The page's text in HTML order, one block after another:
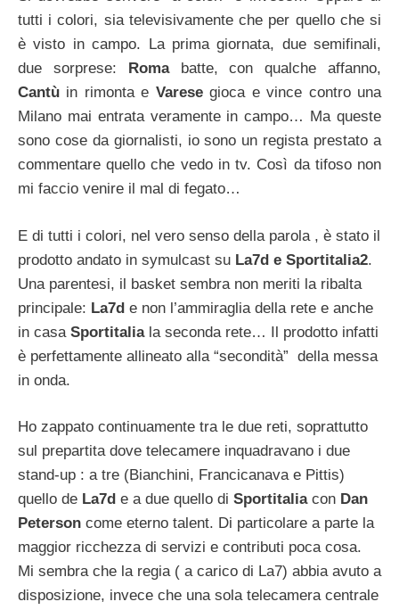
tutti i colori, sia televisivamente che per quello che si
è visto in campo. La prima giornata, due semifinali,
due sorprese: Romabatte, con qualche affanno,
Cantù in rimonta e Varesegioca e vince contro una
Milano mai entrata veramente in campo… Ma queste
sono cose da giornalisti, io sono un regista prestato a
commentare quello che vedo in tv. Così da tifoso non
mi faccio venire il mal di fegato…
E di tutti i colori, nel vero senso della parola , è stato il
prodotto andato in symulcast su La7d e Sportitalia2.
Una parentesi, il basket sembra non meriti la ribalta
principale: La7d e non l’ammiraglia della rete e anche
in casa Sportitaliala seconda rete… Il prodotto infatti
è perfettamente allineato alla “secondità” della messa
in onda.
Ho zappato continuamente tra le due reti, soprattutto
sul prepartita dove telecamere inquadravano i due
stand-up : a tre (Bianchini, Francicanava e Pittis)
quello de La7d e a due quello di Sportitaliacon Dan
Peterson come eterno talent. Di particolare a parte la
maggior ricchezza di servizi e contributi poca cosa.
Mi sembra che la regia ( a carico di La7) abbia avuto a
disposizione, invece che una sola telecamera centrale